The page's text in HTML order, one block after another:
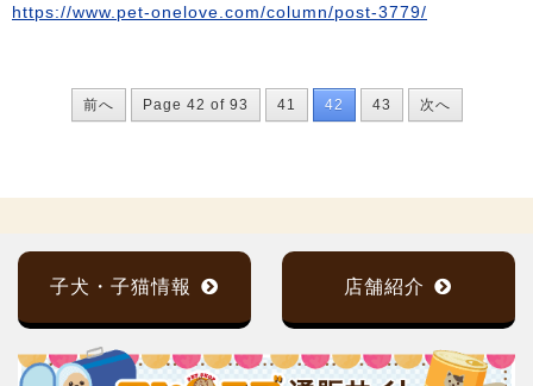
https://www.pet-onelove.com/column/post-3779/
前へ Page 42 of 93 41 42 43 次へ
子犬・子猫情報 店舗紹介